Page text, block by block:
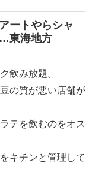
ートやらシャ
東海地方
飲み放題。
の質が悪い店舗が
テを飲むのをオス
キチンと管理して